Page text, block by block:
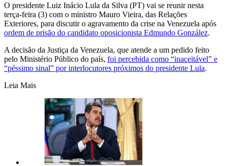
O presidente Luiz Inácio Lula da Silva (PT) vai se reunir nesta
terça-feira (3) com o ministro Mauro Vieira, das Relações
Exteriores, para discutir o agravamento da crise na Venezuela após
ordem de prisão do candidato oposicionista Edmundo González.
A decisão da Justiça da Venezuela, que atende a um pedido feito
pelo Ministério Público do país, foi percebida como “inaceitável” e
“péssimo sinal” por interlocutores próximos do presidente Lula.
Leia Mais